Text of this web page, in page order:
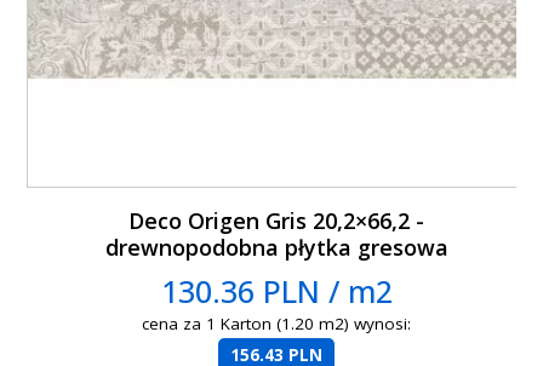
Deco Origen Gris 20,2×66,2 -
drewnopodobna płytka gresowa
130.36 PLN / m2
cena za 1 Karton (1.20 m2) wynosi:
156.43 PLN